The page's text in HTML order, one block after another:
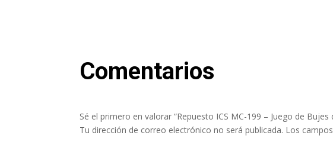
Comentarios
Sé el primero en valorar “Repuesto ICS MC-199 – Juego de
Tu dirección de correo electrónico no será publicada. Los